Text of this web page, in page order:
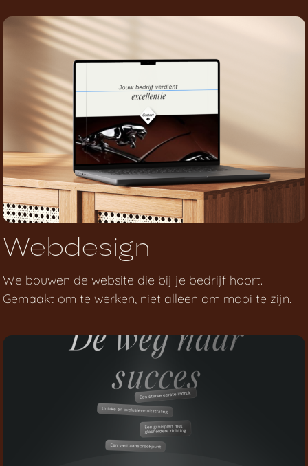
Webdesign
We bouwen de website die bij je bedrijf hoort.
Gemaakt om te werken, niet alleen om mooi te zijn.